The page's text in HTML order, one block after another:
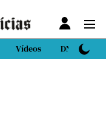
Vídeos DN Sport